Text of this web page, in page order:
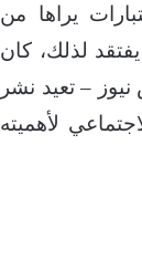
يراها من
لذلك، كان
– تعيد نشر
لأهميته